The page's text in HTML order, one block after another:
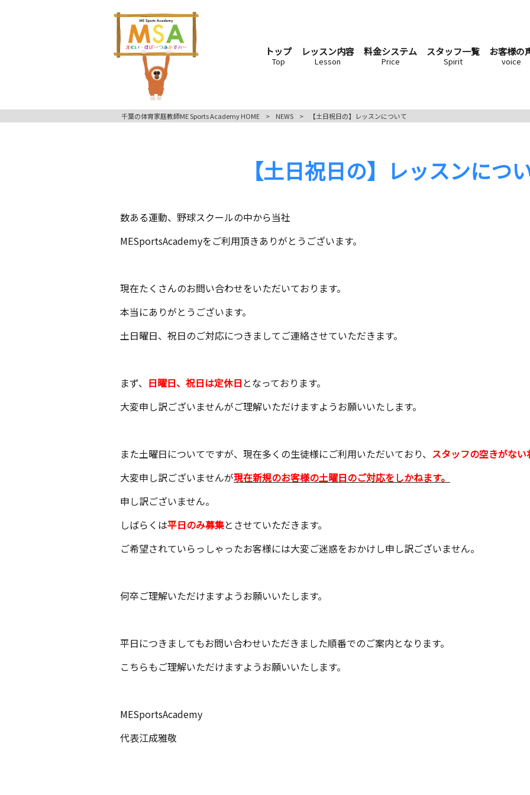
トップ
Top
レッスン内容
Lesson
料金システム
Price
スタッフ一覧
Spirit
お客様の
voice
千葉の体育家庭教師ME Sports Academy HOME > NEWS > 【土日祝日の】レッスンについて
【土日祝日の】レッスンにつ
数ある運動、野球スクールの中から当社
MESportsAcademyをご利用頂きありがとうございます。
現在たくさんのお問い合わせをいただいております。
本当にありがとうございます。
土日曜日、祝日のご対応につきましてご連絡させていただきます。
まず、 日曜日、祝日は定休日 となっております。
大変申し訳ございませんがご理解いただけますようお願いいたします。
また土曜日についてですが、現在多くの生徒様にご利用いただいており、 スタッフの空きがない
大変申し訳ございませんが現在新規のお客様の土曜日のご対応をしかねます。
申し訳ございません。
しばらくは平日のみ募集とさせていただきます。
ご希望されていらっしゃったお客様には大変ご迷惑をおかけし申し訳ございません。
何卒ご理解いただけますようお願いいたします。
平日につきましてもお問い合わせいただきました順番でのご案内となります。
こちらもご理解いただけますようお願いいたします。
MESportsAcademy
代表江成雅敬